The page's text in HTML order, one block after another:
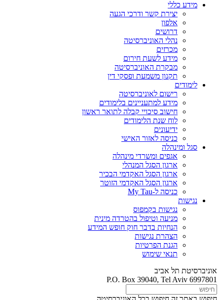
מידע כללי
יצירת קשר ודרכי הגעה
אלפון
דרושים
נהלי האוניברסיטה
מכרזים
מידע לשעת חירום
מבקרת האוניברסיטה
תקנון משמעת ופסקי דין
לימודים
רישום לאוניברסיטה
מידע למתעניינים בלימודים
חישוב סיכויי קבלה לתואר ראשון
לוח שנת הלימודים
ידיעונים
כניסה לאזור האישי
סגל ומינהלה
אגפים ומשרדי מינהלה
ארגון הסגל המנהלי
ארגון הסגל האקדמי הבכיר
ארגון הסגל האקדמי הזוטר
כניסה ל-My Tau
נגישות
נגישות בקמפוס
מניעה וטיפול בהטרדה מינית
הנחיות בדבר חוק חופש המידע
הצהרת נגישות
הגנת הפרטיות
תנאי שימוש
אוניברסיטת תל אביב
P.O. Box 39040, Tel Aviv 6997801